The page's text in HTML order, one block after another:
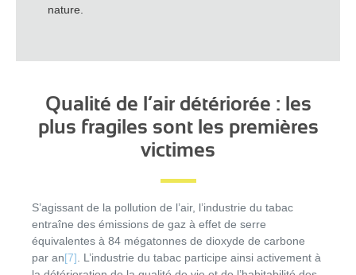
nature.
Qualité de l’air détériorée : les
plus fragiles sont les premières
victimes
S’agissant de la pollution de l’air, l’industrie du tabac
entraîne des émissions de gaz à effet de serre
équivalentes à 84 mégatonnes de dioxyde de carbone
par an[7] . L’industrie du tabac participe ainsi activement à